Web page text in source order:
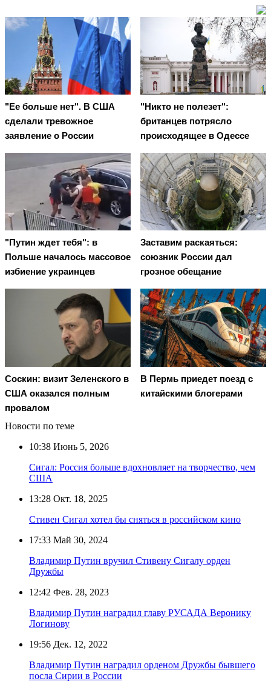
"Ее больше нет". В США
сделали тревожное
заявление о России
"Никто не полезет":
британцев потрясло
происходящее в Одессе
"Путин ждет тебя": в
Польше началось массовое
избиение украинцев
Заставим раскаяться:
союзник России дал
грозное обещание
Соскин: визит Зеленского в
США оказался полным
провалом
В Пермь приедет поезд с
китайскими блогерами
Новости по теме
10:38 Июнь 5, 2026
Сигал: Россия больше вдохновляет на творчество, чем
США
13:28 Окт. 18, 2025
Стивен Сигал хотел бы сняться в российском кино
17:33 Май 30, 2024
Владимир Путин вручил Стивену Сигалу орден
Дружбы
12:42 Фев. 28, 2023
Владимир Путин наградил главу РУСАДА Веронику
Логинову
19:56 Дек. 12, 2022
Владимир Путин наградил орденом Дружбы бывшего
посла Сирии в России